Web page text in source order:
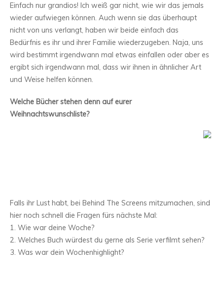
Einfach nur grandios! Ich weiß gar nicht, wie wir das jemals
wieder aufwiegen können. Auch wenn sie das überhaupt
nicht von uns verlangt, haben wir beide einfach das
Bedürfnis es ihr und ihrer Familie wiederzugeben. Naja, uns
wird bestimmt irgendwann mal etwas einfallen oder aber es
ergibt sich irgendwann mal, dass wir ihnen in ähnlicher Art
und Weise helfen können.
Welche Bücher stehen denn auf eurer
Weihnachtswunschliste?
Falls ihr Lust habt, bei Behind The Screens mitzumachen, sind
hier noch schnell die Fragen fürs nächste Mal:
1. Wie war deine Woche?
2. Welches Buch würdest du gerne als Serie verfilmt sehen?
3. Was war dein Wochenhighlight?